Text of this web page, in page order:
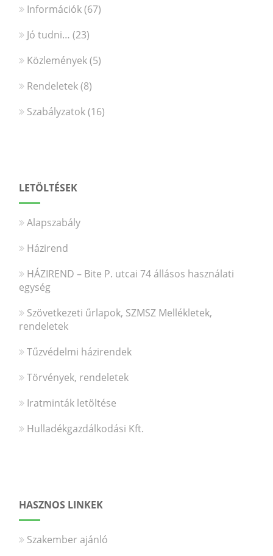
Információk(67)
Jó tudni… (23)
Közlemények(5)
Rendeletek(8)
Szabályzatok(16)
LETÖLTÉSEK
Alapszabály
Házirend
HÁZIREND – Bite P. utcai 74 állásos használati
egység
Szövetkezeti űrlapok, SZMSZ Mellékletek,
rendeletek
Tűzvédelmi házirendek
Törvények, rendeletek
Iratminták letöltése
Hulladékgazdálkodási Kft.
HASZNOS LINKEK
Szakember ajánló